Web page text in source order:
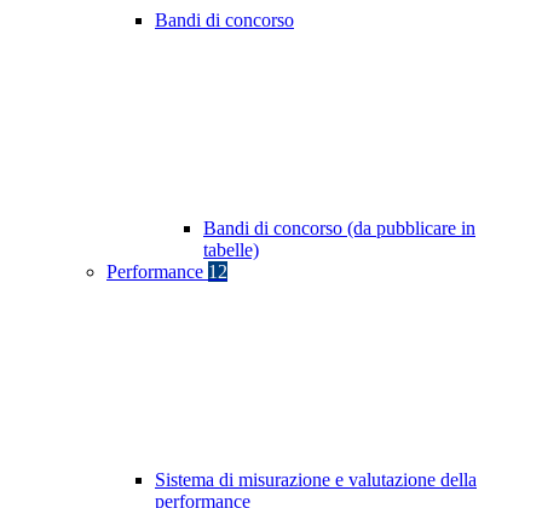
Bandi di concorso
Bandi di concorso (da pubblicare in
tabelle)
Performance 12
Sistema di misurazione e valutazione della
performance